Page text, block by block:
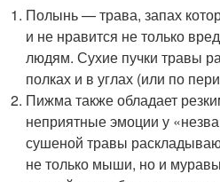
Полынь — трава, запах
и не нравится не только
людям. Сухие пучки травы
полках и в углах (или по
Пижма также обладает
неприятные эмоции у
сушеной травы
не только мыши, но и